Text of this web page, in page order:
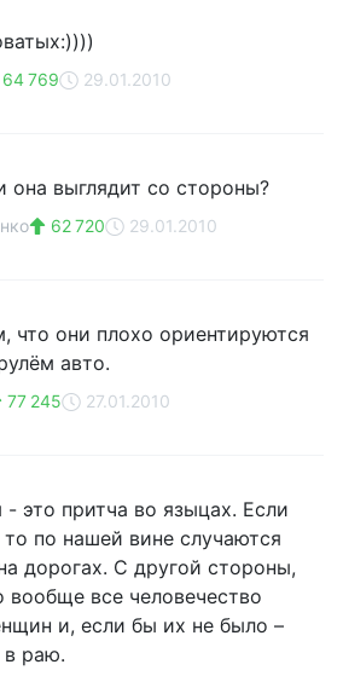
64 769 29.01.2010
выглядит со стороны?
62 720 29.01.2010
что они плохо ориентируются
авто.
77 245 27.01.2010
это притча во языцах. Если
по нашей вине случаются
дорогах. С другой стороны,
вообще все человечество
и, если бы их не было –
раю.